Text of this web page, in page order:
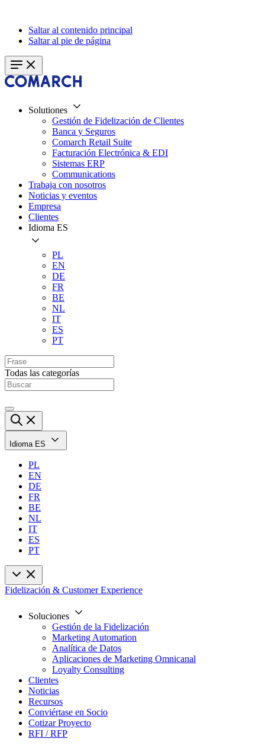
Saltar al contenido principal
Saltar al pie de página
Solutiones
Gestión de Fidelización de Clientes
Banca y Seguros
Comarch Retail Suite
Facturación Electrónica & EDI
Sistemas ERP
Communications
Trabaja con nosotros
Noticias y eventos
Empresa
Clientes
Idioma ES
PL
EN
DE
FR
BE
NL
IT
ES
PT
Todas las categorías
Idioma ES
PL
EN
DE
FR
BE
NL
IT
ES
PT
Fidelización & Customer Experience
Soluciones
Gestión de la Fidelización
Marketing Automation
Analítica de Datos
Aplicaciones de Marketing Omnicanal
Loyalty Consulting
Clientes
Noticias
Recursos
Conviértase en Socio
Cotizar Proyecto
RFI / RFP